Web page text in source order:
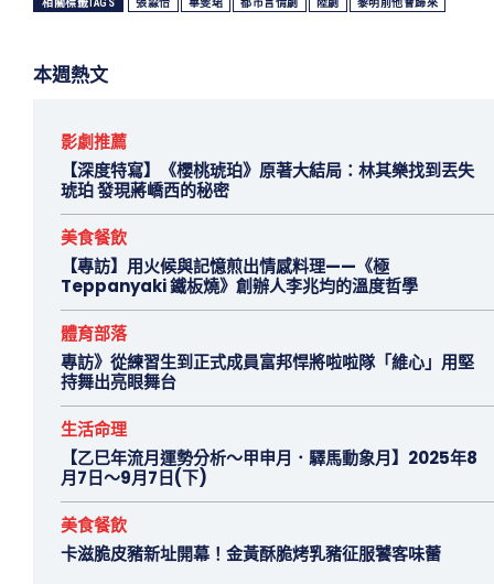
相關標籤TAGS 張淼怡 畢雯珺 都市言情劇 陸劇 黎明前他會歸來
本週熱文
影劇推薦
【深度特寫】《櫻桃琥珀》原著大結局：林其樂找到丟失
琥珀 發現蔣嶠西的秘密
美食餐飲
【專訪】用火候與記憶煎出情感料理——《極
Teppanyaki 鐵板燒》創辦人李兆均的溫度哲學
體育部落
專訪》從練習生到正式成員富邦悍將啦啦隊「維心」用堅
持舞出亮眼舞台
生活命理
【乙巳年流月運勢分析～甲申月．驛馬動象月】2025年8
月7日～9月7日(下)
美食餐飲
卡滋脆皮豬新址開幕！金黃酥脆烤乳豬征服饕客味蕾